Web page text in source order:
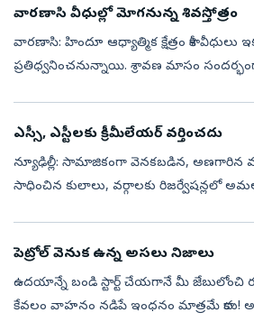
వారణాసి వీధుల్లో మోగనున్న శివస్తోత్రం
వారణాసి: హిందూ ఆధ్యాత్మిక క్షేత్రం కాశీ వీధులు
ప్రతిధ్వనించనున్నాయి. శ్రావణ మాసం
ఎస్సీ, ఎస్టీలకు క్రీమీలేయర్‌ వర్తించదు
న్యూఢిల్లీ: సామాజికంగా వెనకబడిన, అణగారిన
సాధించిన కులాలు, వర్గాలకు రిజర్వేషన్లలో
పెట్రోల్ వెనుక ఉన్న అసలు నిజాలు
ఉదయాన్నే బండి స్టార్ట్ చేయగానే మీ జేబులోంచి
కేవలం వాహనం నడిపే ఇంధనం మాత్రమే కాదు!